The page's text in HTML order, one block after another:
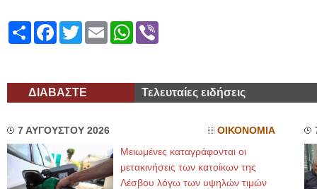
ShareFacebook
TwitterEmailWhatsApp
ΔΙΑΒΑΣΤΕ Τελευταίες ειδήσεις
7 ΑΥΓΟΥΣΤΟΥ 2026 ΟΙΚΟΝΟΜΙΑ
Μειωμένες καταγράφονται οι
μετακινήσεις των κατοίκων της
Λέσβου λόγω των υψηλών τιμών